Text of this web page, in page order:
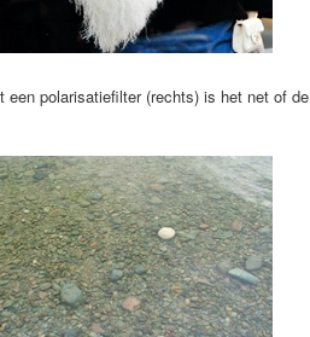
een polarisatiefilter (rechts) is het net of de